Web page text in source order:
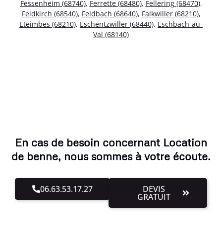
Fessenheim (68740), Ferrette (68480), Fellering (68470),
Feldkirch (68540), Feldbach (68640), Falkwiller (68210),
Eteimbes (68210), Eschentzwiller (68440), Eschbach-au-
Val (68140)
En cas de besoin concernant Location
de benne, nous sommes à votre écoute.
06.63.53.17.27 DEVIS
GRATUIT